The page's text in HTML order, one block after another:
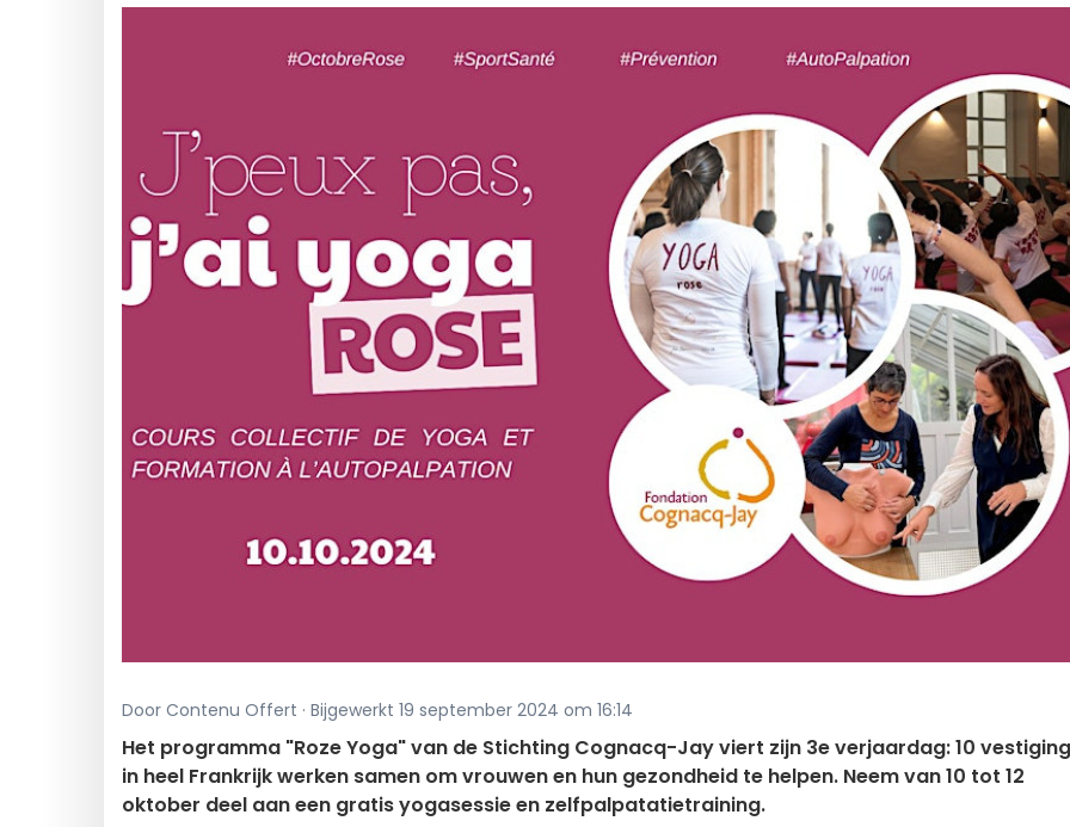
Door Contenu Offert · Bijgewerkt 19 september 2024 om 16:14
Het programma "Roze Yoga" van de Stichting Cognacq-Jay viert zijn 3e verjaardag: 10
in heel Frankrijk werken samen om vrouwen en hun gezondheid te helpen. Neem van 10 tot 12
oktober deel aan een gratis yogasessie en zelfpalpatatietraining.